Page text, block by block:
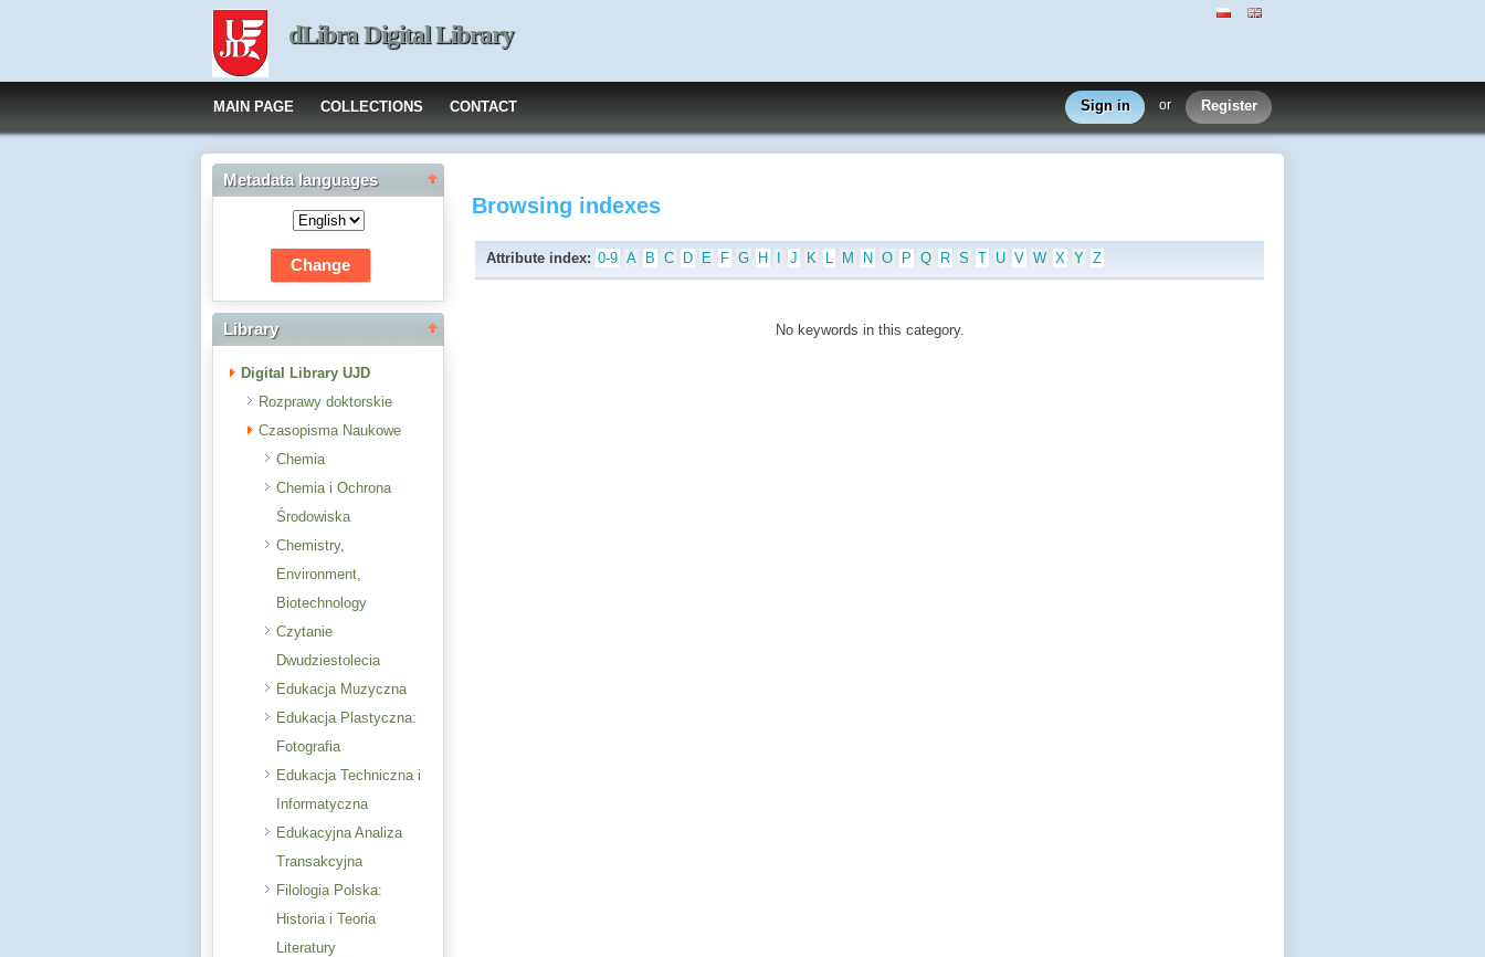
dLibra Digital Library
MAIN PAGE COLLECTIONS CONTACT Sign in or Register
Metadata languages
Library
Digital Library UJD
Rozprawy doktorskie
Czasopisma Naukowe
Chemia
Chemia i Ochrona
Środowiska
Chemistry,
Environment,
Biotechnology
Czytanie
Dwudziestolecia
Edukacja Muzyczna
Edukacja Plastyczna:
Fotografia
Edukacja Techniczna i
Informatyczna
Edukacyjna Analiza
Transakcyjna
Filologia Polska:
Historia i Teoria
Literatury
Browsing indexes
Attribute index: 0-9 A B C D E F G H J K L M N O P Q R S T U V W X Y Z
No keywords in this category.